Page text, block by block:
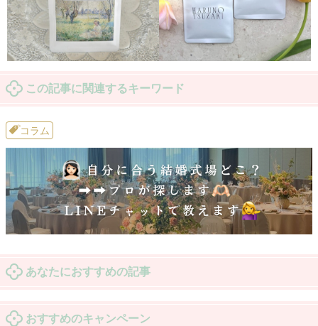
この記事に関連するキーワード
コラム
あなたにおすすめの記事
おすすめのキャンペーン